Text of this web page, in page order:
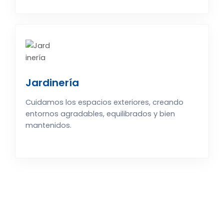
Jardinería
Cuidamos los espacios exteriores, creando
entornos agradables, equilibrados y bien
mantenidos.